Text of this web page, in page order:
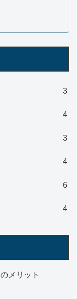
3
4
3
4
6
4
メリット